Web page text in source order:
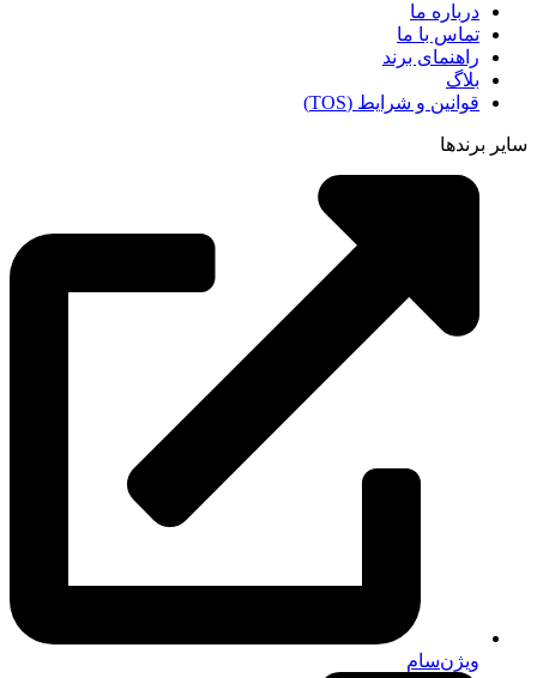
درباره ما
تماس با ما
راهنمای برند
بلاگ
قوانین و شرایط (TOS)
سایر برندها
ویژن‌سام